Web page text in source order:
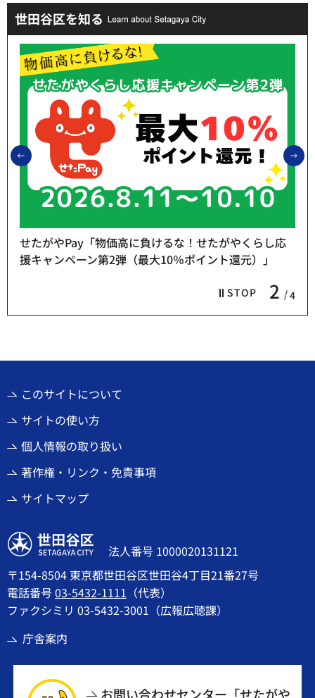
世田谷区を知る
前のスライドを表示
STOP 2 4
せたがやPay「物価高に負けるな！せたがやくらし応
援キャンペーン第2弾（最大10％ポイント還元）」
このサイトについて
サイトの使い方
個人情報の取り扱い
著作権・リンク・免責事項
サイトマップ
世田谷区
法人番号 1000020131121
〒154-8504 東京都世田谷区世田谷4丁目21番27号
電話番号03-5432-1111 （代表）
ファクシミリ 03-5432-3001（広報広聴課）
庁舎案内
お問い合わせセンター「せたがや